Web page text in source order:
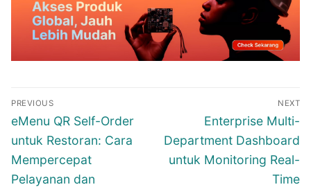
Post
navigation
PREVIOUS
Previous
post:
eMenu QR Self-Order
untuk Restoran: Cara
Mempercepat
Pelayanan dan
NEXT
Next
post:
Enterprise Multi-
Department Dashboard
untuk Monitoring Real-
Time